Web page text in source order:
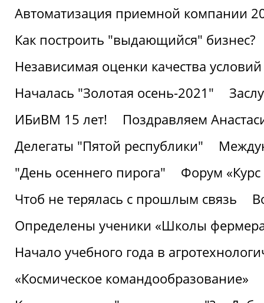
Автоматизация приемной компании
Как построить "выдающийся" бизнес?
Независимая оценки качества
Началась "Золотая осень-2021"
ИБиВМ 15 лет!
Поздравляем
Делегаты "Пятой республики"
"День осеннего пирога"
Форум «Курс
Чтоб не терялась с прошлым связь
Определены ученики «Школы
Начало учебного года в
«Космическое командообразование»